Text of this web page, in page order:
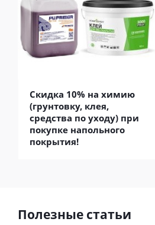
Скидка 10% на химию
(грунтовку, клея,
средства по уходу) при
покупке напольного
покрытия!
Полезные статьи